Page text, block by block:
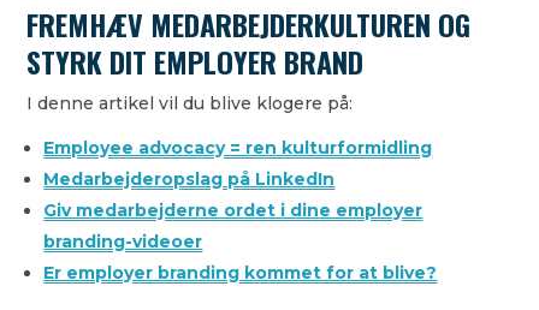
FREMHÆV MEDARBEJDERKULTUREN OG
STYRK DIT EMPLOYER BRAND
I denne artikel vil du blive klogere på:
Employee advocacy = ren kulturformidling
Medarbejderopslag på LinkedIn
Giv medarbejderne ordet i dine employer
branding-videoer
Er employer branding kommet for at blive?